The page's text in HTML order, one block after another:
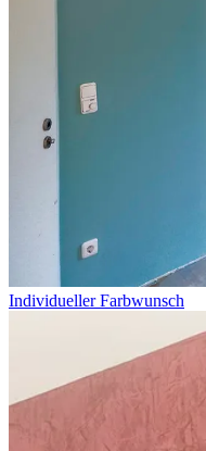
Individueller Farbwunsch